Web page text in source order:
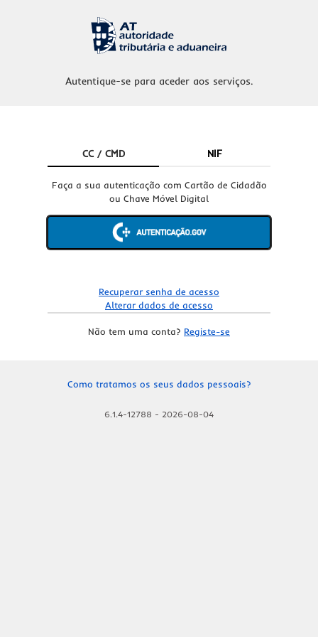
Autentique-se para aceder aos serviços.
CC / CMD NIF
Faça a sua autenticação com Cartão de Cidadão
ou Chave Móvel Digital
Recuperar senha de acesso
Alterar dados de acesso
Não tem uma conta? Registe-se
Como tratamos os seus dados pessoais?
6.1.4-12788 - 2026-08-04